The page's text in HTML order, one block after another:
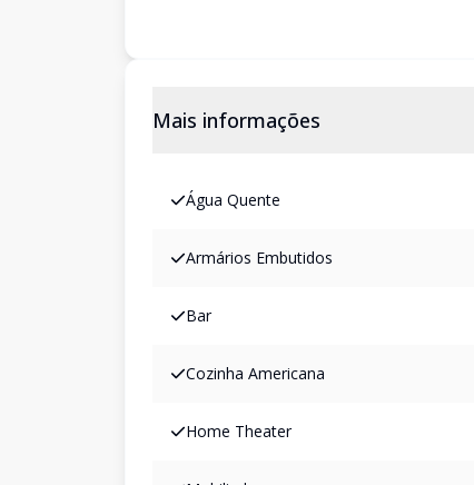
Mais informações
Água Quente
Armários Embutidos
Bar
Cozinha Americana
Home Theater